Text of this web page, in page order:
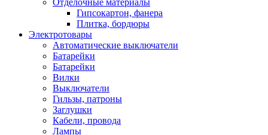
Гипсокартон, фанера
Плитка, бордюры
Электротовары
Автоматические выключатели
Батарейки
Батарейки
Вилки
Выключатели
Гильзы, патроны
Заглушки
Кабели, провода
Лампы